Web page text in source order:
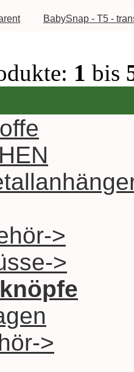
BabySnap - T5 -
1 bis
>
>
>